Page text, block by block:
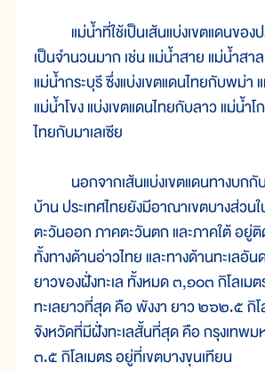
แม่น้ำที่ใช้เป็นเส้นแบ่งเขตแดนของป
เป็นจำนวนมาก เช่น แม่น้ำสาย แม่น้ำสา
แม่น้ำกระบุรี ซึ่งแบ่งเขตแดนไทยกับพม่า
แม่น้ำโขง แบ่งเขตแดนไทยกับลาว แม่น้ำ
ไทยกับมาเลเซีย
นอกจากเส้นแบ่งเขตแดนทางบกกับ
บ้าน ประเทศไทยยังมีอาณาเขตบางส่วน
ตะวันออก ภาคตะวันตก และภาคใต้ อยู่
ทั้งทางด้านอ่าวไทย และทางด้านทะเลอั
ยาวของฝั่งทะเล ทั้งหมด ๓,๑๐๓ กิโลเม
ทะเลยาวที่สุด คือ พังงา ยาว ๒๖๒.๕ กิ
จังหวัดที่มีฝั่งทะเลสั้นที่สุด คือ กรุงเทพม
๓.๕ กิโลเมตร อยู่ที่เขตบางขุนเทียน